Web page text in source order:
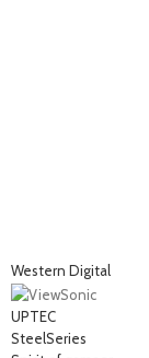
Western Digital
UPTEC
SteelSeries